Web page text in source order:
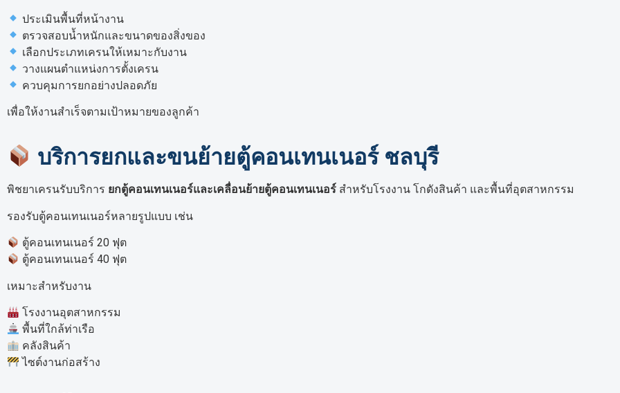
ประเมินพื้นที่หน้างาน
ตรวจสอบน้ำหนักและขนาดของสิ่งของ
เลือกประเภทเครนให้เหมาะกับงาน
วางแผนตำแหน่งการตั้งเครน
ควบคุมการยกอย่างปลอดภัย
เพื่อให้งานสำเร็จตามเป้าหมายของลูกค้า
บริการยกและขนย้ายตู้คอนเทนเนอร์ ชลบุรี
พิชยาเครนรับบริการ ยกตู้คอนเทนเนอร์และเคลื่อนย้ายตู้คอนเทนเนอร์ สำหรับโรงงาน โกดังสินค้า และพื้นที่อุตสาหกรรม
รองรับตู้คอนเทนเนอร์หลายรูปแบบ เช่น
ตู้คอนเทนเนอร์ 20 ฟุต
ตู้คอนเทนเนอร์ 40 ฟุต
เหมาะสำหรับงาน
โรงงานอุตสาหกรรม
พื้นที่ใกล้ท่าเรือ
คลังสินค้า
ไซต์งานก่อสร้าง